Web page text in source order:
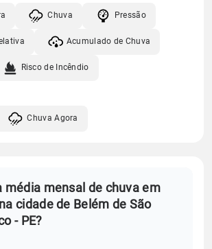
Chuva Pressão
Acumulado de Chuva
Risco de Incêndio
Chuva Agora
média mensal de chuva em
cidade de Belém de São
- PE?